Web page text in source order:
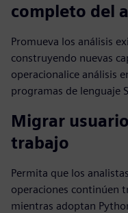
completo del
Promueva los análisis
construyendo nuevas
operacionalice análisis
programas de lenguaje
Migrar
trabajo
Permita que los
operaciones continúen
mientras adoptan